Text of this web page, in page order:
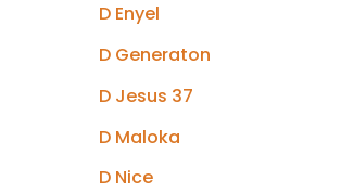
D Enyel
D Generaton
D Jesus 37
D Maloka
D Nice